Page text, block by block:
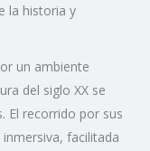
la historia y
un ambiente
del siglo XX se
El recorrido por sus
facilitada